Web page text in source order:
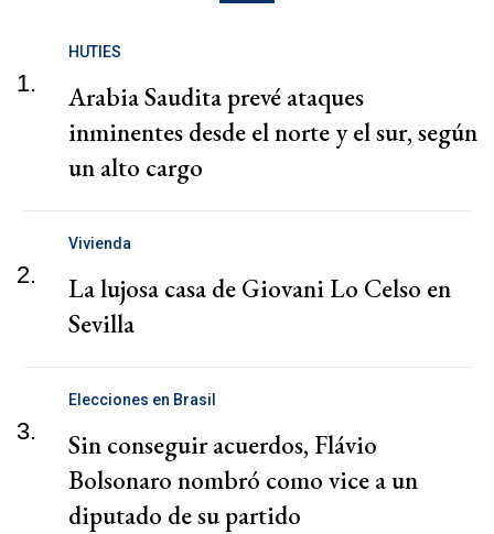
1.
HUTIES
Arabia Saudita prevé ataques
inminentes desde el norte y el sur, según
un alto cargo
2.
Vivienda
La lujosa casa de Giovani Lo Celso en
Sevilla
3.
Elecciones en Brasil
Sin conseguir acuerdos, Flávio
Bolsonaro nombró como vice a un
diputado de su partido